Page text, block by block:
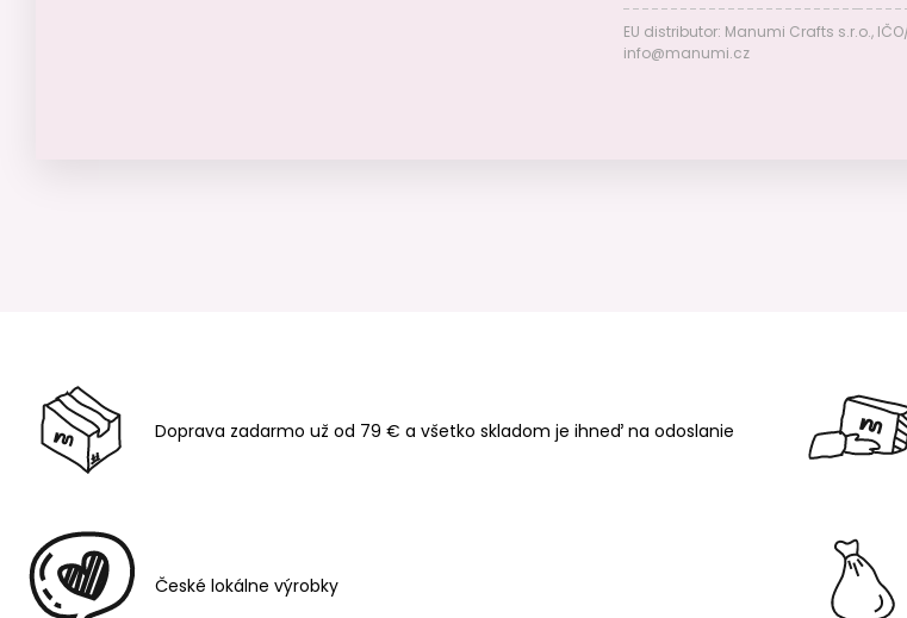
EU distributor: Manumi Crafts s.r.o.,
info@manumi.cz
Doprava zadarmo už od 79 € a všetko skladom je ihneď na odoslanie
České lokálne výrobky